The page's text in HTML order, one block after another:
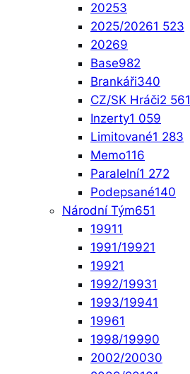
20253
2025/20261 523
20269
Base982
Brankáři340
CZ/SK Hráči2 561
Inzerty1 059
Limitované1 283
Memo116
Paralelní1 272
Podepsané140
Národní Tým651
19911
1991/19921
19921
1992/19931
1993/19941
19961
1998/19990
2002/20030